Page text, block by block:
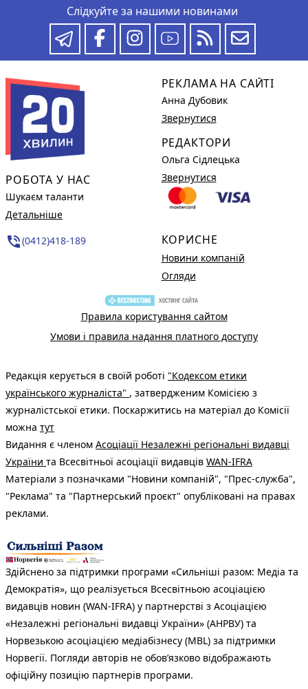
Слідкуйте за нашими новинами
РОБОТА У НАС
Шукаєм таланти
Детальніше
phone_in_talk(0412)418-189
РЕКЛАМА НА САЙТІ
Анна Дубовик
Звернутися
РЕДАКТОРИ
Ольга Сідлецька
Звернутися
КОРИСНЕ
Новини компаній
Огляди
Правила користування сайтом
Умови і правила надання платного доступу
Редакція керується в своїй роботі "Кодексом етики
українського журналіста" , затвердженим Комісією з
журналістської етики. Поскаржитись на матеріал до Комісії
можна тут
Видання є членом Асоціації Незалежні регіональні видавці
України та Всесвітньої асоціації видавців WAN-IFRA
Матеріали з позначками "Новини компаній", "Прес-служба",
"Реклама" та "Партнерський проєкт" опубліковані на правах
реклами.
Здійснено за підтримки програми «Сильніші разом: Медіа та
Демократія», що реалізується Всесвітньою асоціацією
видавців новин (WAN-IFRA) у партнерстві з Асоціацією
«Незалежні регіональні видавці України» (АНРВУ) та
Норвезькою асоціацією медіабізнесу (MBL) за підтримки
Норвегії. Погляди авторів не обов’язково відображають
офіційну позицію партнерів програми.